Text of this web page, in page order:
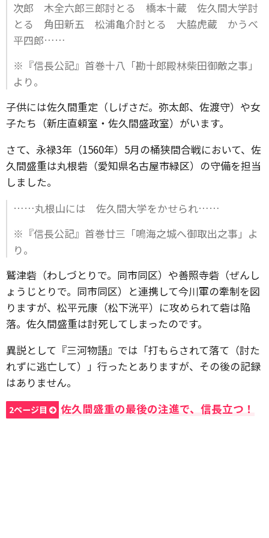
次郎 木全六郎三郎討とる 橋本十蔵 佐久間大学討
とる 角田新五 松浦亀介討とる 大脇虎蔵 かうべ
平四郎……
※『信長公記』首巻十八「勘十郎殿林柴田御敵之事」
より。
子供には佐久間重定（しげさだ。弥太郎、佐渡守）や女
子たち（新庄直頼室・佐久間盛政室）がいます。
さて、永禄3年（1560年）5月の桶狭間合戦において、佐
久間盛重は丸根砦（愛知県名古屋市緑区）の守備を担当
しました。
……丸根山には 佐久間大学をかせられ……
※『信長公記』首巻廿三「鳴海之城へ御取出之事」よ
り。
鷲津砦（わしづとりで。同市同区）や善照寺砦（ぜんし
ょうじとりで。同市同区）と連携して今川軍の牽制を図
りますが、松平元康（松下洸平）に攻められて砦は陥
落。佐久間盛重は討死してしまったのです。
異説として『三河物語』では「打もらされて落て（討た
れずに逃亡して）」行ったとありますが、その後の記録
はありません。
2ページ目 佐久間盛重の最後の注進で、信長立つ！